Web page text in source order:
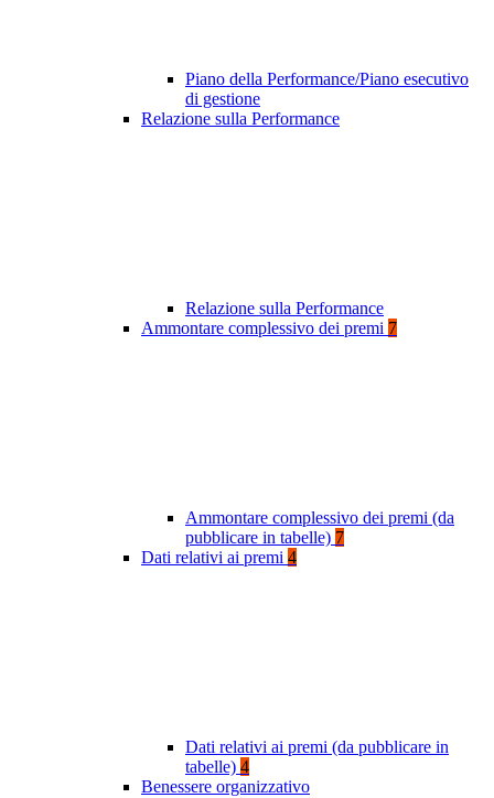
Piano della Performance/Piano esecutivo
di gestione
Relazione sulla Performance
Relazione sulla Performance
Ammontare complessivo dei premi 7
Ammontare complessivo dei premi (da
pubblicare in tabelle) 7
Dati relativi ai premi 4
Dati relativi ai premi (da pubblicare in
tabelle) 4
Benessere organizzativo